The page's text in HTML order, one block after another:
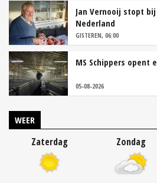
Jan Vernooij stopt
Nederland
GISTEREN, 06:00
MS Schippers opent
05-08-2026
WEER
Zaterdag Zondag